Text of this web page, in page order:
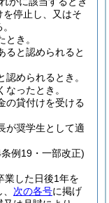
停止し、又はそ
き。
ると認められると
められるとき。
ったとき。
の貸付けを受ける
が奨学生として適
例19・一部改正)
業した日後1年を
次の各号に掲げ